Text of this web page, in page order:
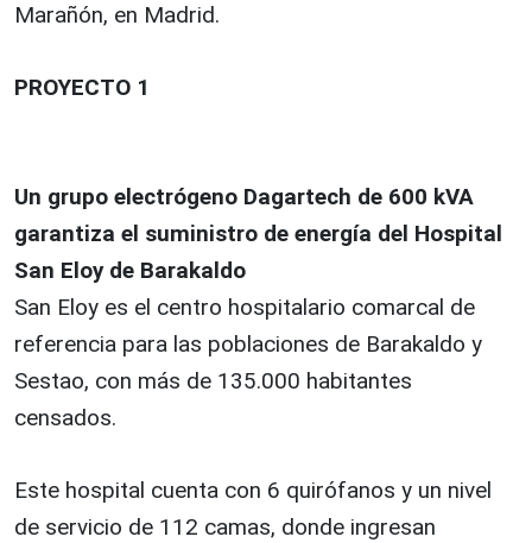
Marañón, en Madrid.
PROYECTO 1
Un grupo electrógeno Dagartech de 600 kVA
garantiza el suministro de energía del Hospital
San Eloy de Barakaldo
San Eloy es el centro hospitalario comarcal de
referencia para las poblaciones de Barakaldo y
Sestao, con más de 135.000 habitantes
censados.
Este hospital cuenta con 6 quirófanos y un nivel
de servicio de 112 camas, donde ingresan